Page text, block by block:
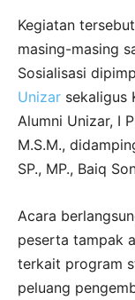
Kegiatan
masing-masing
Sosialisasi
Unizar sekaligus
Alumni Unizar, I
M.S.M.,
SP., MP., Baiq
Acara
peserta tampak
terkait program
peluang